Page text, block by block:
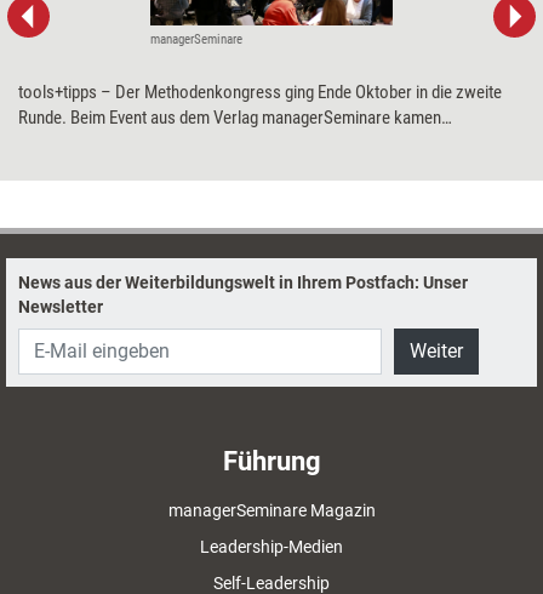
managerSeminare
tools+tipps – Der Methodenkongress ging Ende Oktober in die zweite
Runde. Beim Event aus dem Verlag managerSeminare kamen
News aus der Weiterbildungswelt in Ihrem Postfach: Unser
Newsletter
Weiter
Führung
managerSeminare Magazin
Leadership-Medien
Self-Leadership